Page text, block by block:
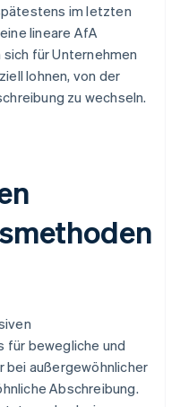
im letzten
lineare AfA
für Unternehmen
lohnen, von der
zu wechseln.
für bewegliche und
außergewöhnlicher
Abschreibung.